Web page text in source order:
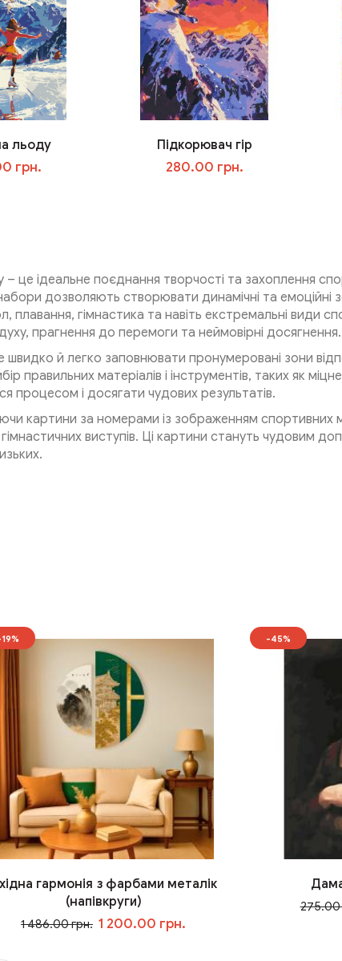
льоду
грн.
Підкорювач гір
280.00 грн.
це ідеальне поєднання творчості та захоплення
дозволяють створювати динамічні та емоційні
гімнастика та навіть екстремальні види
прагнення до перемоги та неймовірні досягнення.
й легко заповнювати пронумеровані зони
правильних матеріалів і інструментів, таких як міцне
і досягати чудових результатів.
картини за номерами із зображенням спортивних
виступів. Ці картини стануть чудовим
гармонія з фарбами металік
(напівкруги)
1 486.00 грн. 1 200.00 грн.
-45%
275.00